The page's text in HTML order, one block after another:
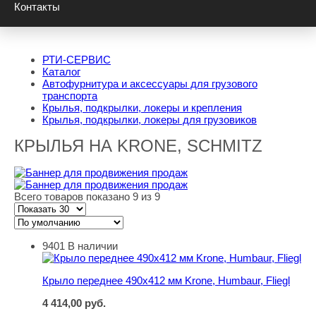
Контакты
РТИ-СЕРВИС
Каталог
Автофурнитура и аксессуары для грузового
транспорта
Крылья, подкрылки, локеры и крепления
Крылья, подкрылки, локеры для грузовиков
КРЫЛЬЯ НА KRONE, SCHMITZ
Всего товаров показано 9 из 9
Крыло переднее 490х412 мм Krone, Humbaur, Fliegl
9401 В наличии
Крыло переднее 490х412 мм Krone, Humbaur, Fliegl
4 414,00 руб.